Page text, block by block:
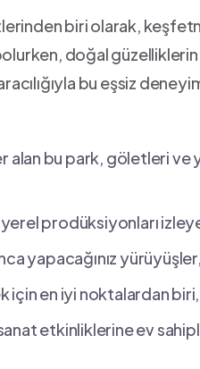
biri olarak,
doğal güzelliklerin
bu eşsiz
alan ⁢bu park, göletleri ve
prodüksiyonları
yapacağınız
​için​ en iyi noktalardan
etkinliklerine ev